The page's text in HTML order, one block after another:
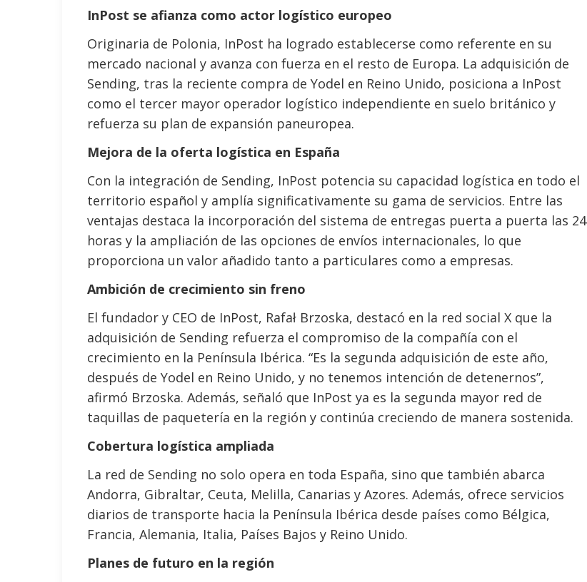
InPost se afianza como actor logístico europeo
Originaria de Polonia, InPost ha logrado establecerse como referente en su
mercado nacional y avanza con fuerza en el resto de Europa. La adquisición de
Sending, tras la reciente compra de Yodel en Reino Unido, posiciona a InPost
como el tercer mayor operador logístico independiente en suelo británico y
refuerza su plan de expansión paneuropea.
Mejora de la oferta logística en España
Con la integración de Sending, InPost potencia su capacidad logística en todo el
territorio español y amplía significativamente su gama de servicios. Entre las
ventajas destaca la incorporación del sistema de entregas puerta a puerta las 24
horas y la ampliación de las opciones de envíos internacionales, lo que
proporciona un valor añadido tanto a particulares como a empresas.
Ambición de crecimiento sin freno
El fundador y CEO de InPost, Rafał Brzoska, destacó en la red social X que la
adquisición de Sending refuerza el compromiso de la compañía con el
crecimiento en la Península Ibérica. “Es la segunda adquisición de este año,
después de Yodel en Reino Unido, y no tenemos intención de detenernos”,
afirmó Brzoska. Además, señaló que InPost ya es la segunda mayor red de
taquillas de paquetería en la región y continúa creciendo de manera sostenida.
Cobertura logística ampliada
La red de Sending no solo opera en toda España, sino que también abarca
Andorra, Gibraltar, Ceuta, Melilla, Canarias y Azores. Además, ofrece servicios
diarios de transporte hacia la Península Ibérica desde países como Bélgica,
Francia, Alemania, Italia, Países Bajos y Reino Unido.
Planes de futuro en la región